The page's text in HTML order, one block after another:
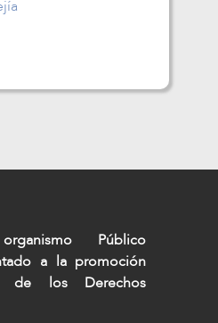
Público
a la promoción
los Derechos